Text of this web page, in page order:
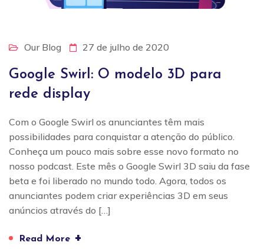
Our Blog 27 de julho de 2020
Google Swirl: O modelo 3D para
rede display
Com o Google Swirl os anunciantes têm mais
possibilidades para conquistar a atenção do público.
Conheça um pouco mais sobre esse novo formato no
nosso podcast. Este mês o Google Swirl 3D saiu da fase
beta e foi liberado no mundo todo. Agora, todos os
anunciantes podem criar experiências 3D em seus
anúncios através do […]
Read More +